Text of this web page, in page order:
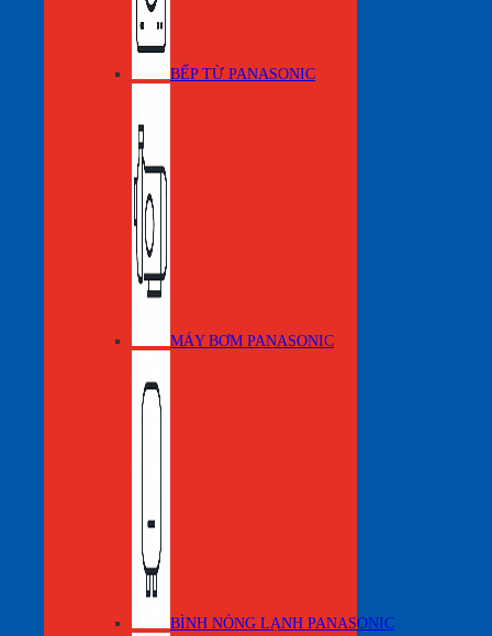
BẾP TỪ PANASONIC
MÁY BƠM PANASONIC
BÌNH NÓNG LẠNH PANASONIC